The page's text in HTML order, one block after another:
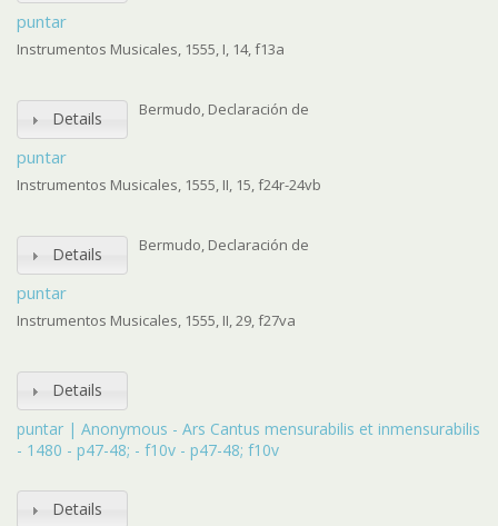
puntar
Instrumentos Musicales, 1555, I, 14, f13a
Details
puntar
Bermudo, Declaración de
Instrumentos Musicales, 1555, II, 15, f24r-24vb
Details
puntar
Bermudo, Declaración de
Instrumentos Musicales, 1555, II, 29, f27va
Details
puntar | Anonymous - Ars Cantus mensurabilis et inmensurabilis
- 1480 - p47-48; - f10v - p47-48; f10v
Details